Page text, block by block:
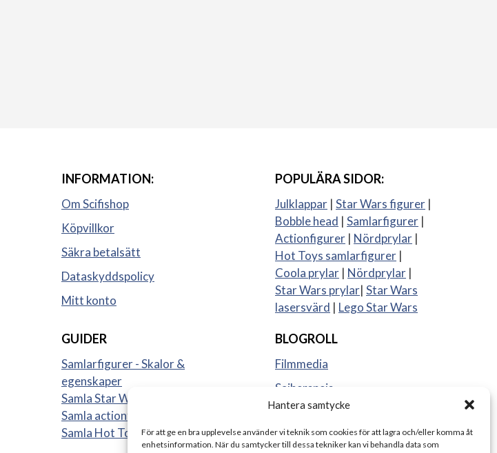
Hantera samtycke
För att ge en bra upplevelse använder vi teknik som cookies för att lagra och/eller komma åt
enhetsinformation. När du samtycker till dessa tekniker kan vi behandla data som
INFORMATION:
Om Scifishop
Köpvillkor
Säkra betalsätt
Dataskyddspolicy
Mitt konto
GUIDER
Samlarfigurer - Skalor &
egenskaper
Samla Star Wars figurer
Samla actionfigurer
Samla Hot Toys
POPULÄRA SIDOR:
Julklappar | Star Wars figurer |
Bobble head | Samlarfigurer |
Actionfigurer | Nördprylar |
Hot Toys samlarfigurer |
Coola prylar | Nördprylar |
Star Wars prylar| Star Wars
lasersvärd | Lego Star Wars
BLOGROLL
Filmmedia
Sajberspejs
Strange things